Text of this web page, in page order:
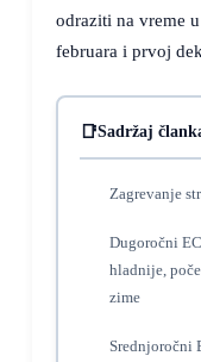
odraziti na vreme
februara i prvoj
Sadržaj
Zagrevanje
Dugoročni
hladnije,
zime
Srednjoročni